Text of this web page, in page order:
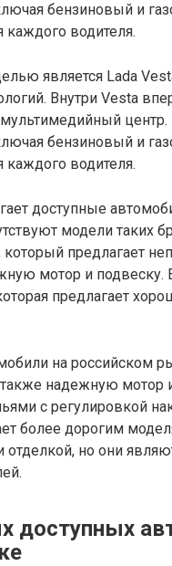
бензиновый и
водителя.
является Lada
Внутри Vesta
бензиновый и
водителя.
доступные
модели таких
предлагает
мотор и
предлагает
на российском
также надежную мотор
с регулировкой
более дорогим
но они
доступных